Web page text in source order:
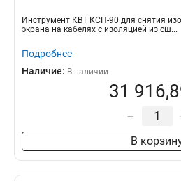
Инструмент КВТ КСП-90 для снятия
экрана на кабелях с изоляцией из сш...
Подробнее
Наличие: В наличии
31
–
В